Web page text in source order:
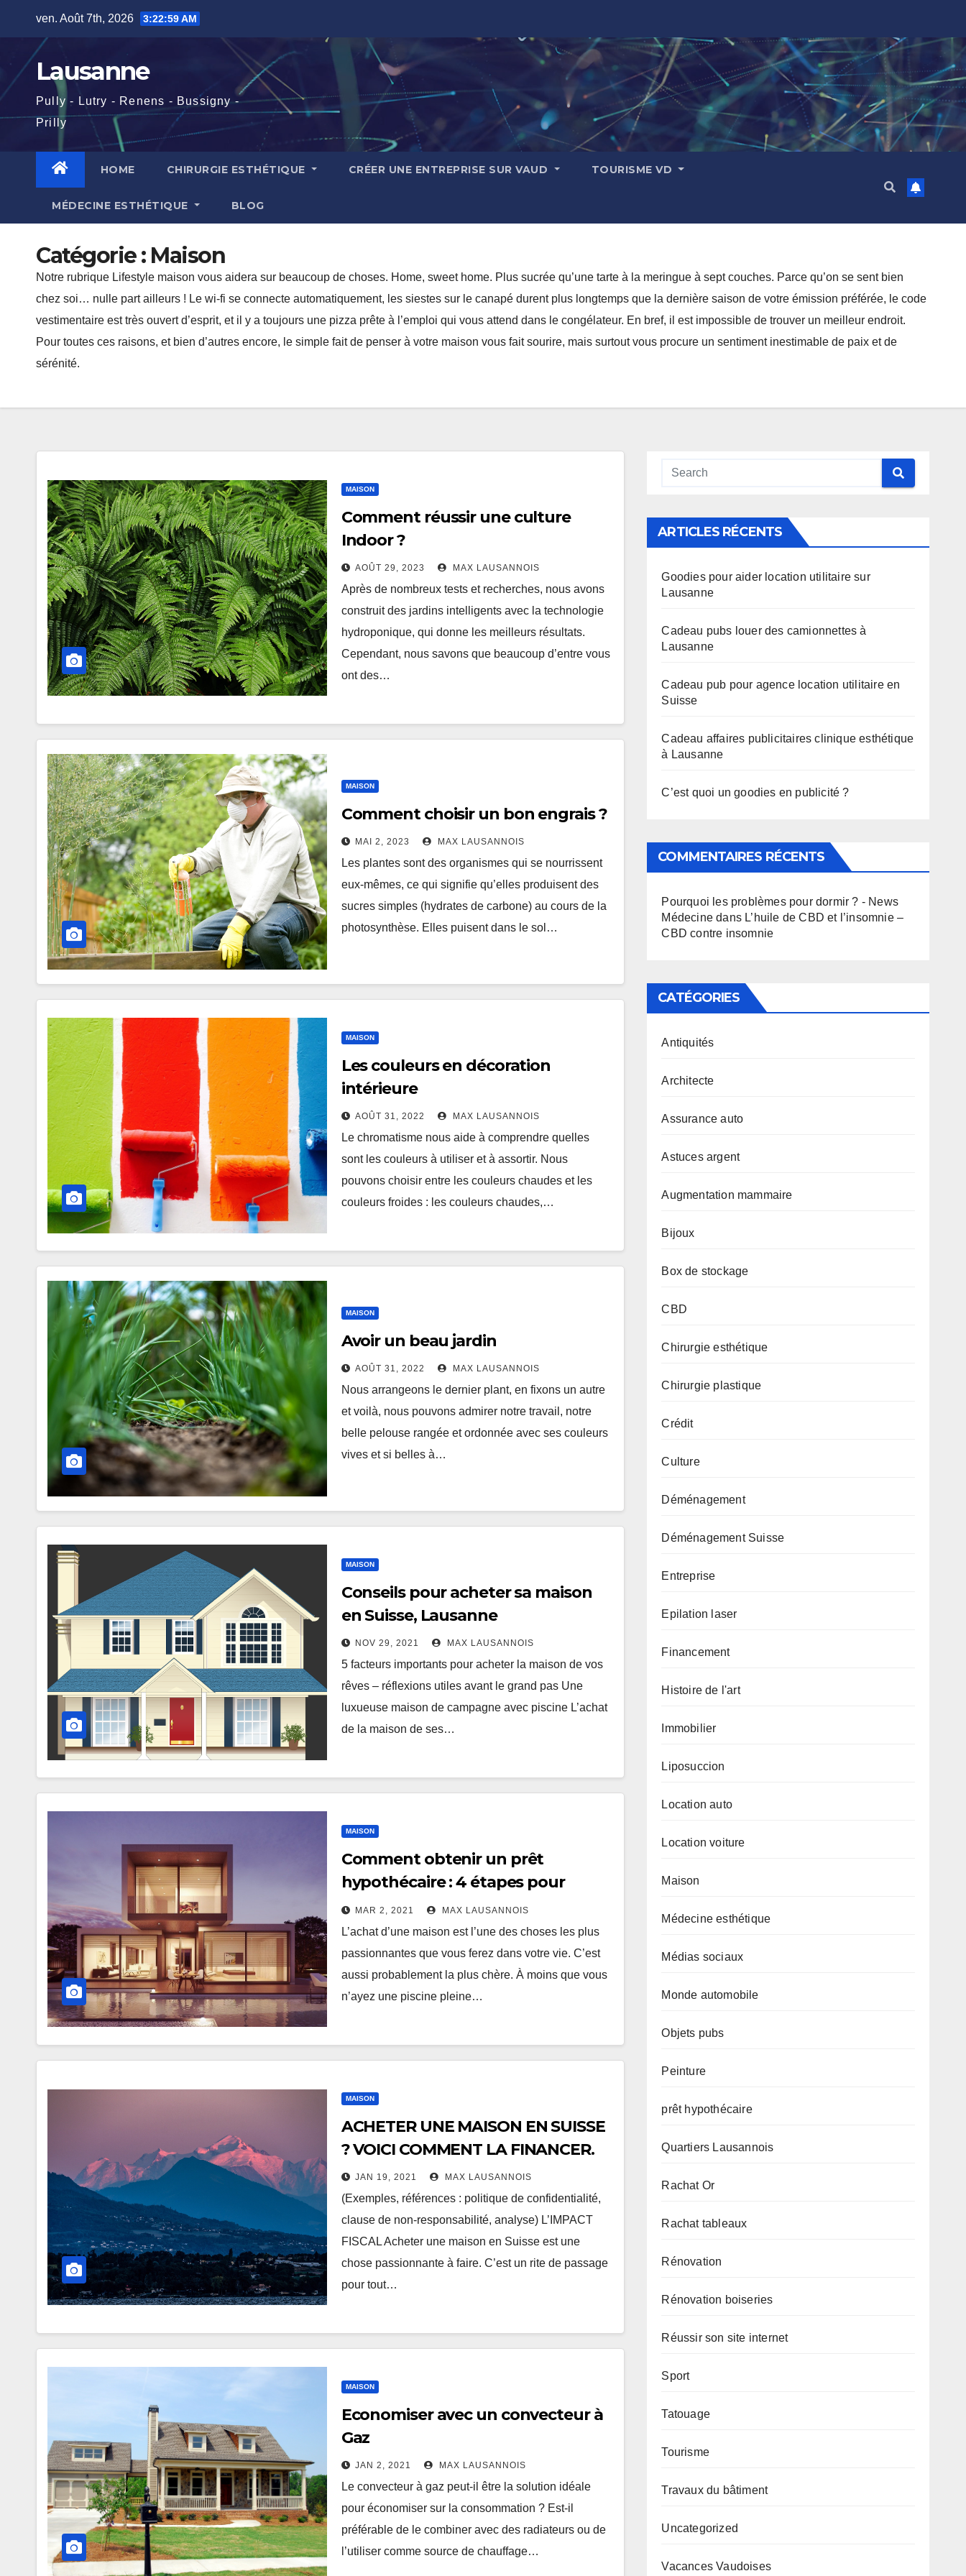
content
ven. Août 7th, 2026 3:23:01 AM
Lausanne
Pully - Lutry - Renens - Bussigny -
Prilly
HOME CHIRURGIE ESTHÉTIQUE CRÉER UNE ENTREPRISE SUR VAUD TOURISME VD
MÉDECINE ESTHÉTIQUE BLOG
Catégorie : Maison
Notre rubrique Lifestyle maison vous aidera sur beaucoup de choses. Home, sweet home. Plus sucrée qu’une tarte à la meringue à sept couches. Parce qu’on se sent bien
chez soi… nulle part ailleurs ! Le wi-fi se connecte automatiquement, les siestes sur le canapé durent plus longtemps que la dernière saison de votre émission préférée, le code
vestimentaire est très ouvert d’esprit, et il y a toujours une pizza prête à l’emploi qui vous attend dans le congélateur. En bref, il est impossible de trouver un meilleur endroit.
Pour toutes ces raisons, et bien d’autres encore, le simple fait de penser à votre maison vous fait sourire, mais surtout vous procure un sentiment inestimable de paix et de
sérénité.
MAISON
Comment réussir une culture
Indoor ?
AOÛT 29, 2023 MAX LAUSANNOIS
Après de nombreux tests et recherches, nous avons
construit des jardins intelligents avec la technologie
hydroponique, qui donne les meilleurs résultats.
Cependant, nous savons que beaucoup d’entre vous
ont des…
MAISON
Comment choisir un bon engrais ?
MAI 2, 2023 MAX LAUSANNOIS
Les plantes sont des organismes qui se nourrissent
eux-mêmes, ce qui signifie qu’elles produisent des
sucres simples (hydrates de carbone) au cours de la
photosynthèse. Elles puisent dans le sol…
MAISON
Les couleurs en décoration
intérieure
AOÛT 31, 2022 MAX LAUSANNOIS
Le chromatisme nous aide à comprendre quelles
sont les couleurs à utiliser et à assortir. Nous
pouvons choisir entre les couleurs chaudes et les
couleurs froides : les couleurs chaudes,…
MAISON
Avoir un beau jardin
AOÛT 31, 2022 MAX LAUSANNOIS
Nous arrangeons le dernier plant, en fixons un autre
et voilà, nous pouvons admirer notre travail, notre
belle pelouse rangée et ordonnée avec ses couleurs
vives et si belles à…
MAISON
Conseils pour acheter sa maison
en Suisse, Lausanne
NOV 29, 2021 MAX LAUSANNOIS
5 facteurs importants pour acheter la maison de vos
rêves – réflexions utiles avant le grand pas Une
luxueuse maison de campagne avec piscine L’achat
de la maison de ses…
MAISON
Comment obtenir un prêt
hypothécaire : 4 étapes pour
réussir
MAR 2, 2021 MAX LAUSANNOIS
L’achat d’une maison est l’une des choses les plus
passionnantes que vous ferez dans votre vie. C’est
aussi probablement la plus chère. À moins que vous
n’ayez une piscine pleine…
MAISON
ACHETER UNE MAISON EN SUISSE
? VOICI COMMENT LA FINANCER.
JAN 19, 2021 MAX LAUSANNOIS
(Exemples, références : politique de confidentialité,
clause de non-responsabilité, analyse) L’IMPACT
FISCAL Acheter une maison en Suisse est une
chose passionnante à faire. C’est un rite de passage
pour tout…
MAISON
Economiser avec un convecteur à
Gaz
JAN 2, 2021 MAX LAUSANNOIS
Le convecteur à gaz peut-il être la solution idéale
pour économiser sur la consommation ? Est-il
préférable de le combiner avec des radiateurs ou de
l’utiliser comme source de chauffage…
ARTICLES RÉCENTS
Goodies pour aider location utilitaire sur
Lausanne
Cadeau pubs louer des camionnettes à
Lausanne
Cadeau pub pour agence location utilitaire en
Suisse
Cadeau affaires publicitaires clinique esthétique
à Lausanne
C’est quoi un goodies en publicité ?
COMMENTAIRES RÉCENTS
Pourquoi les problèmes pour dormir ? - News
Médecinedans L’huile de CBD et l’insomnie –
CBD contre insomnie
CATÉGORIES
Antiquités
Architecte
Assurance auto
Astuces argent
Augmentation mammaire
Bijoux
Box de stockage
CBD
Chirurgie esthétique
Chirurgie plastique
Crédit
Culture
Déménagement
Déménagement Suisse
Entreprise
Epilation laser
Financement
Histoire de l'art
Immobilier
Liposuccion
Location auto
Location voiture
Maison
Médecine esthétique
Médias sociaux
Monde automobile
Objets pubs
Peinture
prêt hypothécaire
Quartiers Lausannois
Rachat Or
Rachat tableaux
Rénovation
Rénovation boiseries
Réussir son site internet
Sport
Tatouage
Tourisme
Travaux du bâtiment
Uncategorized
Vacances Vaudoises